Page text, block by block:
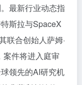
最新行业动态指
斯拉与SpaceX
联合创始人萨姆·
案件将进入庭审
领先的AI研究机